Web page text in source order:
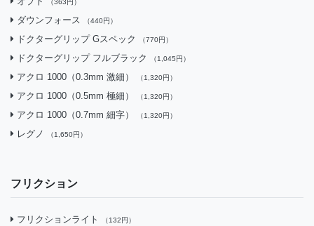
（363円）
ダウンフォース （440円）
ドクターグリップ Gスペック （770円）
ドクターグリップ フルブラック （1,045円）
アクロ 1000（0.3mm 激細） （1,320円）
アクロ 1000（0.5mm 極細） （1,320円）
アクロ 1000（0.7mm 細字） （1,320円）
レグノ （1,650円）
フリクション
フリクションライト （132円）